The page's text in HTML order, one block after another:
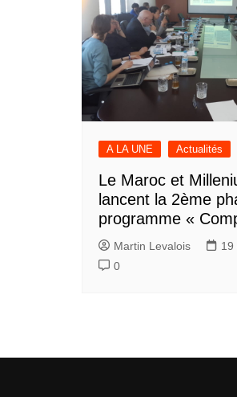
A LA UNE Actualités
Le Maroc et
lancent la 2ème
programme «
Martin Levalois
19
0